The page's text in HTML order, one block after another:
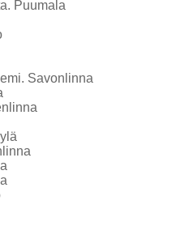
Puumala
Savonlinna